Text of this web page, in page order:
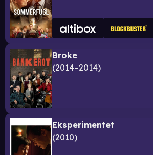
Broke
2014–2014
Eksperimentet
2010